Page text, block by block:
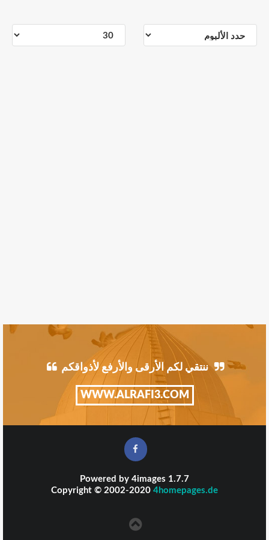
ننتقي لكم الأرقى والأرفع لأذواقكم
WWW.ALRAFI3.COM
Powered by 4images 1.7.7
Copyright © 2002-2020 4homepages.de